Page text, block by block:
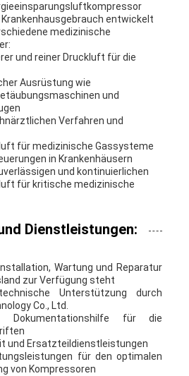
entwickelt
medizinische
und reiner Druckluft für die
Ausrüstung wie
und
Verfahren und
für medizinische Gassysteme
in Krankenhäusern
und kontinuierlichen
für kritische medizinische
Dienstleistungen:
Wartung und Reparatur
zur Verfügung steht
Unterstützung durch
Co., Ltd.
Dokumentationshilfe für die
und Ersatzteildienstleistungen
für den optimalen
von Kompressoren